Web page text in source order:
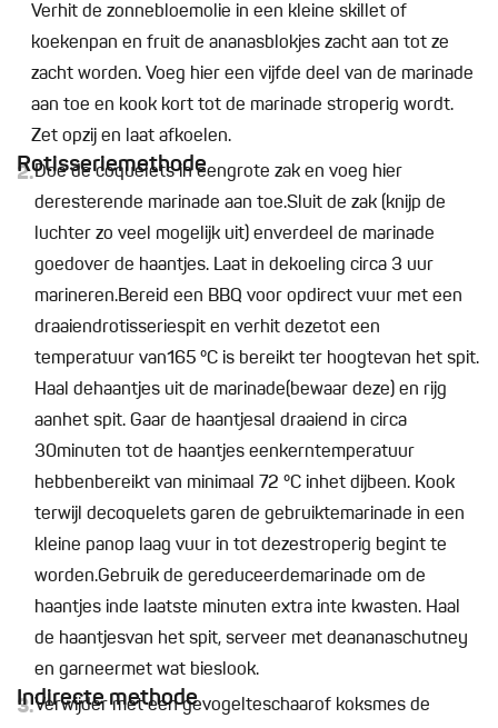
Verhit de zonnebloemolie in een kleine skillet of
koekenpan en fruit de ananasblokjes zacht aan tot ze
zacht worden. Voeg hier een vijfde deel van de marinade
aan toe en kook kort tot de marinade stroperig wordt.
Zet opzij en laat afkoelen.
Rotisseriemethode
2.Doe de coquelets in eengrote zak en voeg hier
deresterende marinade aan toe.Sluit de zak (knijp de
luchter zo veel mogelijk uit) enverdeel de marinade
goedover de haantjes. Laat in dekoeling circa 3 uur
marineren.Bereid een BBQ voor opdirect vuur met een
draaiendrotisseriespit en verhit dezetot een
temperatuur van165 °C is bereikt ter hoogtevan het spit.
Haal dehaantjes uit de marinade(bewaar deze) en rijg
aanhet spit. Gaar de haantjesal draaiend in circa
30minuten tot de haantjes eenkerntemperatuur
hebbenbereikt van minimaal 72 °C inhet dijbeen. Kook
terwijl decoquelets garen de gebruiktemarinade in een
kleine panop laag vuur in tot dezestroperig begint te
worden.Gebruik de gereduceerdemarinade om de
haantjes inde laatste minuten extra inte kwasten. Haal
de haantjesvan het spit, serveer met deananaschutney
en garneermet wat bieslook.
Indirecte methode
3.Verwijder met een gevogelteschaarof koksmes de